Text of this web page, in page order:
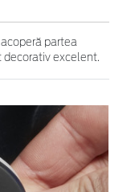
partea
excelent.